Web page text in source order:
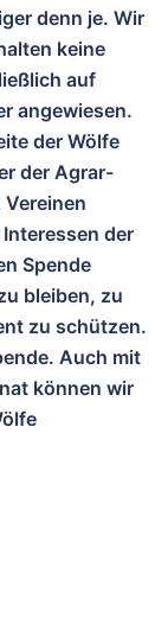
denn je. Wir
keine
auf
angewiesen.
der Wölfe
der Agrar-
der
Spende
bleiben, zu
zu schützen.
Auch mit
können wir